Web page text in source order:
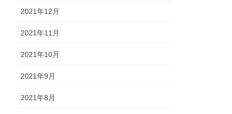
2021年12月
2021年11月
2021年10月
2021年9月
2021年8月